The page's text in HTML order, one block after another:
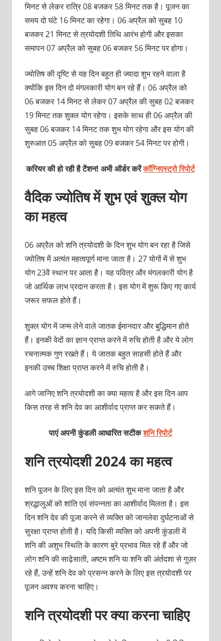
मिनट से लेकर रात्रि 08 बजकर 58 मिनट तक है। पूजन का
समय दो घंटे 16 मिनट का रहेगा। 06 अप्रैल को सुबह 10
बजकर 21 मिनट से त्रयोदशी तिथि आरंभ होगी और इसका
समापन 07 अप्रैल को सुबह 06 बजकर 56 मिनट पर होगा।
ज्‍योतिष की दृष्टि से यह दिन बहुत ही ज्‍यादा शुभ रहने वाला है
क्‍योंकि इस दिन दो मंगलकारी योग बन रहे हैं। 06 अप्रैल को
06 बजकर 14 मिनट से लेकर 07 अप्रैल की सुबह 02 बजकर
19 मिनट तक शुक्‍ल योग रहेगा। इसके साथ ही 06 अप्रैल की
सुबह 06 बजकर 14 मिनट तक शुभ योग रहेगा और इस योग की
शुरुआत 05 अप्रैल को सुबह 09 बजकर 54 मिनट पर होगी।
करियर की हो रही है टेंशन! अभी ऑर्डर करेंकॉग्निएस्ट्रो रिपोर्ट
वैदिक ज्‍योतिष में शुभ एवं शुक्‍ल योग
का महत्‍व
06 अप्रैल को शनि त्रयोदशी के दिन शुभ योग बन रहा है जिसे
ज्‍योतिष में अत्‍यंत महत्‍वपूर्ण माना जाता है। 27 योगों में से शुभ
योग 23वें स्‍थान पर आता है। य‍ह पवित्र और मंगलकारी योग है
जो आर्थिक लाभ प्रदान करता है। इस योग में शुरू किए गए कार्य
जरूर सफल होते हैं।
शुक्‍ल योग में जन्‍म लेने वाले जातक ईमानदार और बुद्धिमान होते
हैं। इनकी वेदों का ज्ञान प्राप्‍त करने में रुचि होती है और ये लोग
रचनात्‍मक गुण रखते हैं। ये जातक बहुत साहसी होते हैं और
इनकी उच्‍च शिक्षा प्राप्‍त करने में रुचि होती है।
आगे जानिए शनि त्रयोदशी का क्‍या महत्‍व है और इस दिन आप
किस तरह से शनि देव का आशीर्वाद प्राप्‍त कर सकते हैं।
पाएं अपनी कुंडली आधारित सटीकशनि रिपोर्ट
शनि त्रयोदशी 2024 का महत्‍व
शनि पूजन के लिए इस दिन को अत्‍यंत शुभ माना जाता है और
श्रद्धालुओं को शांति एवं संपन्‍नता का आशीर्वाद मिलता है। इस
दिन शनि देव की पूजा करने से व्‍यक्‍ति को जानलेवा दुर्घटनाओं से
सुरक्षा प्राप्‍त होती है। यदि किसी व्‍यक्‍ति को अपनी कुंडली में
शनि की अशुभ स्थिति के कारण बुरे प्रभाव मिल रहे हैं और जो
लोग शनि की साढ़ेसाती, अष्‍टम शनि या शनि की अंर्तदशा से गुज़र
रहे हैं, उन्‍हें शनि देव को प्रसन्‍न करने के लिए इस त्रयोदशी पर
पूजन अवश्‍य करना चाहिए।
शनि त्रयोदशी पर क्‍या करना चाहिए